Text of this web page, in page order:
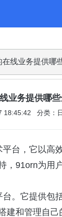
线业务提供哪
业务提供哪些
18:45:42 分类：
平台，它以高
91orn为用
。它提供包
和管理自己